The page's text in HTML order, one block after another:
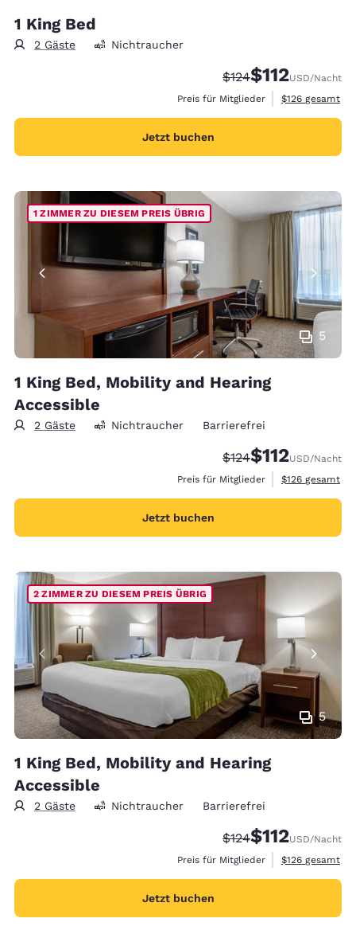
1 King Bed
2 Gäste Nichtraucher
Durchgestrichener
$124Vergünstigter
$112USD/Nacht
Preis für Mitglieder
Geschätzte
$126 gesamt
Jetzt buchen
5
1 ZIMMER ZU DIESEM PREIS ÜBRIG
1 King Bed, Mobility and Hearing
Accessible
2 Gäste Nichtraucher Barrierefrei
Durchgestrichener
$124Vergünstigter
$112USD/Nacht
Preis für Mitglieder
Geschätzte
$126 gesamt
Jetzt buchen
5
2 ZIMMER ZU DIESEM PREIS ÜBRIG
1 King Bed, Mobility and Hearing
Accessible
2 Gäste Nichtraucher Barrierefrei
Durchgestrichener
$124Vergünstigter
$112USD/Nacht
Preis für Mitglieder
Geschätzte
$126 gesamt
Jetzt buchen